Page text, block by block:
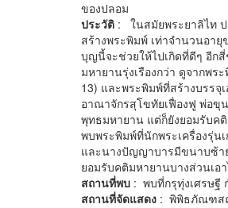
ของปลอม
ประวัติ : ในสมัยพระยาลิไท
สร้างพระพิมพ์ เท่าจำนวนอา
บุญนี้จะช่วยให้ไปเกิดที่ดีๆ อีก
มหายานรุ่งเรืองกว่า ดูจากพ
13) และพระพิมพ์ที่สร้างบรรจุ
อาณาจักรสุโขทัยเฟื่องฟู พ่อขุ
พุทธมหายาน แต่ก็ยังยอมรับค
พบพระพิมพ์ที่นักพระเครื่องรุ่น
และนางปัญญาบารมีขนาบซ้าย
ยอมรับคติมหายานบางส่วนเอ
สถานที่พบ : พบที่กรุทุ่งเศรษฐี
สถานที่จัดแสดง : พิพิธภัณฑสถ